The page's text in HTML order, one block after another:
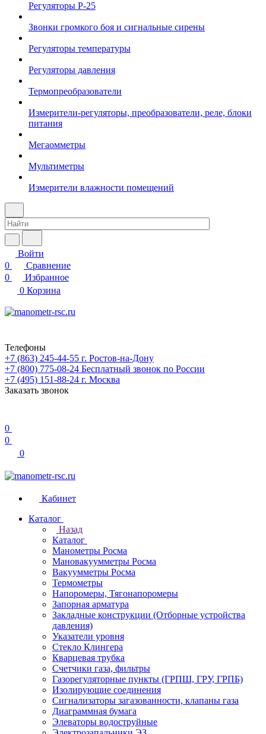
Регуляторы Р-25
Звонки громкого боя и сигнальные сирены
Регуляторы температуры
Регуляторы давления
Термопреобразователи
Измерители-регуляторы, преобразователи, реле, блоки
питания
Мегаомметры
Мультиметры
Измерители влажности помещений
Войти
0
Сравнение
0
Избранное
0 Корзина
Телефоны
+7 (863) 245-44-55 г. Ростов-на-Дону
+7 (800) 775-08-24 Бесплатный звонок по России
+7 (495) 151-88-24 г. Москва
Заказать звонок
0
0
0
Кабинет
Каталог
Назад
Каталог
Манометры Росма
Мановакуумметры Росма
Вакуумметры Росма
Термометры
Напоромеры, Тягонапоромеры
Запорная арматура
Закладные конструкции (Отборные устройства
давления)
Указатели уровня
Стекло Клингера
Кварцевая трубка
Счетчики газа, фильтры
Газорегуляторные пункты (ГРПШ, ГРУ, ГРПБ)
Изолирующие соединения
Сигнализаторы загазованности, клапаны газа
Диаграммная бумага
Элеваторы водоструйные